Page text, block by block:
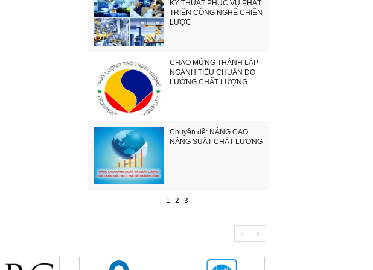
KỸ THUẬT PHỤC VỤ PHÁT
TRIỂN CÔNG NGHỆ CHIẾN
LƯỢC
CHÀO MỪNG THÀNH LẬP
NGÀNH TIÊU CHUẨN ĐO
LƯỜNG CHẤT LƯỢNG
Chuyên đề: NÂNG CAO
NĂNG SUẤT CHẤT LƯỢNG
1 2 3